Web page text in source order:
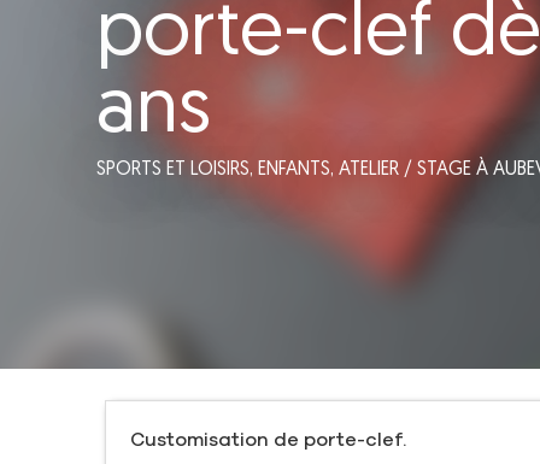
porte-clef
ans
SPORTS ET LOISIRS, ENFANTS, ATELIER / STAGE À
Customisation de porte-clef.